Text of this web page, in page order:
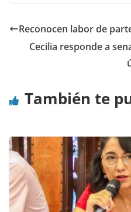
Reconocen labor de
Cecilia responde a
También te